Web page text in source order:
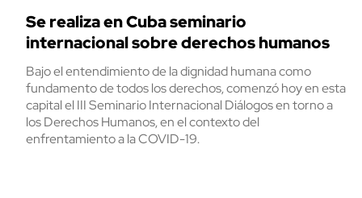
Se realiza en Cuba seminario
internacional sobre derechos humanos
Bajo el entendimiento de la dignidad humana como
fundamento de todos los derechos, comenzó hoy en esta
capital el III Seminario Internacional Diálogos en torno a
los Derechos Humanos, en el contexto del
enfrentamiento a la COVID-19.